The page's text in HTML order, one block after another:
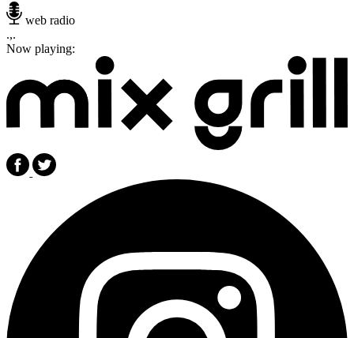
web radio
.,.
Now playing: